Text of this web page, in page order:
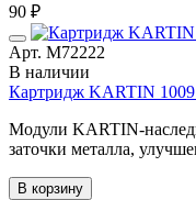
90 ₽
Арт. М72222
В наличии
Картридж KARTIN
Модули KARTIN-
заточки металла,
В корзину